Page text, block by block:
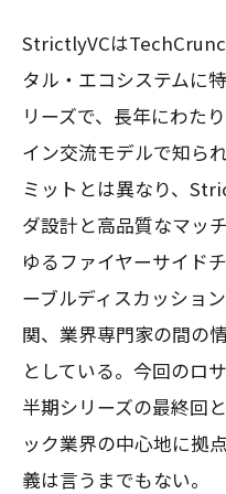
StrictlyVCは
タル・エコシステムに
リーズで、長年にわた
イン交流モデルで知ら
ミットとは異なり、
ダ設計と高品質なマッ
ゆるファイヤーサイド
ーブルディスカッショ
関、業界専門家の間の
としている。今回のロ
半期シリーズの最終回
ック業界の中心地に拠
義は言うまでもない。